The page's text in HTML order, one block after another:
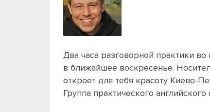
Два часа разговорной практики
в ближайшее воскресенье.
откроет для тебя красоту Киево-
Группа практического